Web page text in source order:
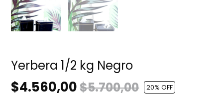
Yerbera 1/2 kg Negro
$4.560,00$5.700,00 20% OFF